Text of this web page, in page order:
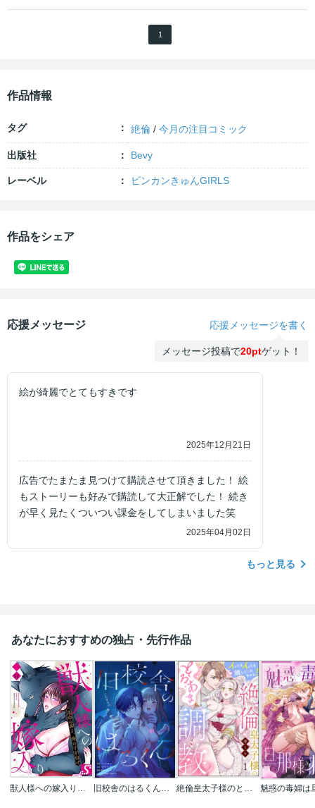
1
作品情報
タグ 絶倫 /今月の注目コミック
出版社 Bevy
レーベル ビンカンきゅんGIRLS
作品をシェア
応援メッセージ 応援メッセージを書く
メッセージ投稿で20ptゲット！
絵が綺麗でとてもすきです
2025年12月21日
広告でたまたま見つけて購読させて頂きました！ 絵
もストーリーも好みで購読して大正解でした！ 続き
が早く見たくついつい課金をしてしまいました笑
2025年04月02日
もっと見る
あなたにおすすめの独占・先行作品
獣人様への嫁入り～運命の番よ、俺の子を宿せ 旧校舎のはるくん～二人きりの鬼ごっこ、しよう？ 絶倫皇太子様のとろあま調教 イってもイっても離してくれません!(分冊版)